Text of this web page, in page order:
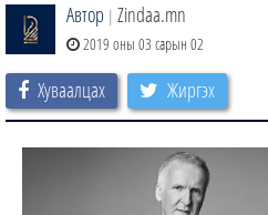
Автор | Zindaa.mn
2019 оны 03 сарын 02
Хуваалцах Жиргэх